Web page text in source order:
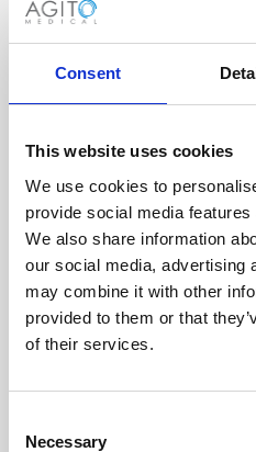
Consent
This website uses cookies
We use cookies to
provide social media
We also share information
our social media, advertising
may combine it with other
provided to them or that
of their services.
Selection
Necessary
Z
Użyteczne
skrupulatnie
bezpiecznym
zapewniając
ani